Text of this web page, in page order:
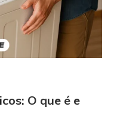
O que é e